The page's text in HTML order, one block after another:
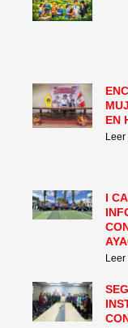
EN
Leer
I
Leer